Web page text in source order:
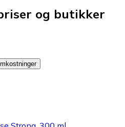
og butikker